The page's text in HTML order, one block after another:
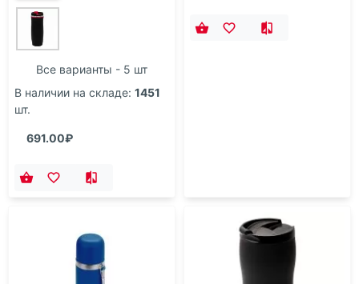
Все варианты - 5 шт
В наличии на складе: 1451
шт.
691.00₽